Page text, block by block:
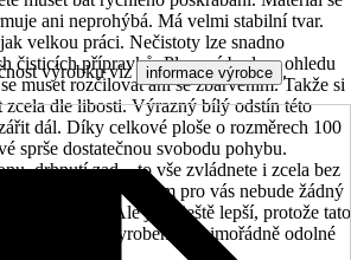
ani neprohýbá. Má velmi stabilní tvar.
velkou práci. Nečistoty lze snadno
čisticích přípravků. Plusové body v ohledu
muset rozčilovat ani se zbarvením. Takže si
zcela dle libosti. Výrazný bílý odstín této
dál. Díky celkové ploše o rozměrech 100
sprše dostatečnou svobodu pohybu.
drhnutí zad – to vše zvládnete i zcela bez
o velikosti 2,5 cm pro vás nebude žádný
vystupování. Ale je to ještě lepší, protože tato
Kladewei je vyrobena z mimořádně odolné
výrobku viz informace výrobce .